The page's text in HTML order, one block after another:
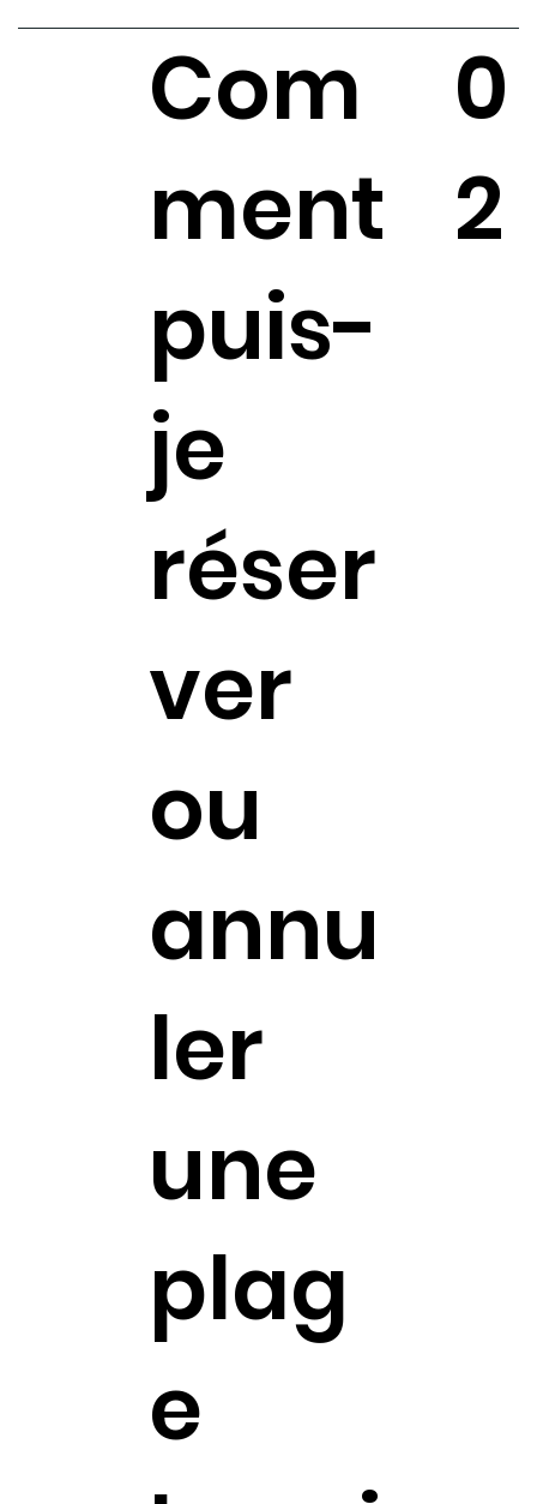
Com
ment
puis-
je
réser
ver
ou
annu
ler
une
plag
e
0
2